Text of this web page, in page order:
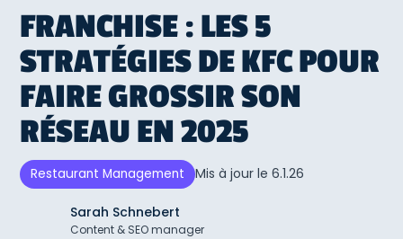
FRANCHISE : LES 5
STRATÉGIES DE KFC POUR
FAIRE GROSSIR SON
RÉSEAU EN 2025
Restaurant Management Mis à jour le 6.1.26
Sarah Schnebert
Content & SEO manager